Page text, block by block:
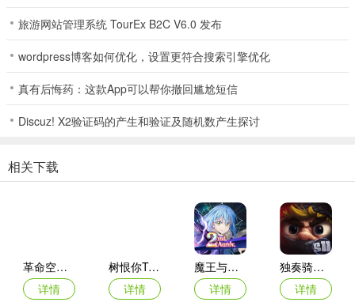
能，包括OB观战系统和自定义房间聊天频道。
游戏总结
第五人格多酷账号登录版为玩家带来了全新的游戏体验和趣味性。通
入第六赛季，带来全新的奖励和挑战，让玩家在游戏中体验更多乐
游戏评测
作为一名第五人格的资深玩家，我对第五人格多酷渠道服充满了期
待。这款非对称性竞技游戏不仅通过联合狩猎自定义模式带来了全新
的游戏体验，还加入了OB观战系统和自定义房间聊天频道，让玩家可
以尽情享受更多社交功能和创意玩法。玩家还可以自主邀请队友参与
游戏，创造出更多有趣的CP组合和搞怪玩法。
旅游网站管理系统 TourEx B2C V6.0 发布
wordpress博客如何优化，设置更符合搜索引擎优化
真有后悔药：这款App可以帮你撤回尴尬短信
Discuz! X2验证码的产生和验证及随机数产生探讨
相关下载
革命空闲(Revolution Idle)
详情
树恨你Trees Hate You
详情
魔王与龙的建国谭
详情
独奏骑士2024最新版
详情